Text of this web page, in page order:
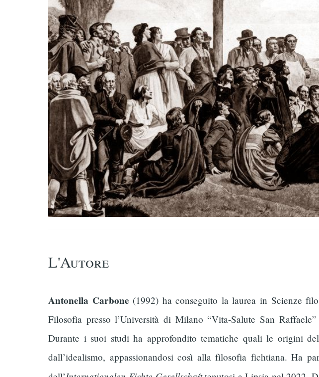
L'Autore
Antonella Carbone (1992) ha conseguito la laurea in Scienze
Filosofia presso l’Università di Milano “Vita-Salute San
Durante i suoi studi ha approfondito tematiche quali le origini
dall’idealismo, appassionandosi così alla filosofia fichtiana. Ha